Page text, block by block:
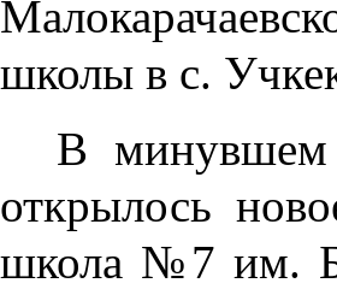
школы в с.
В минувшем
открылось
школа №7 им.